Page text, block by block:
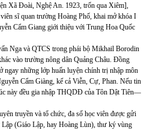
Xã Đoài, Nghệ An. 1923, trốn qua Xiêm],
sĩ quan trường Hoàng Phố, khai mở khóa I
Cẩm Giang giới thiệu với Trung Hoa Quốc
Nga và QTCS trong phái bộ Mikhail Borodin
vào trường nông dân Quảng Châu. Đồng
ngay những lớp huấn luyện chính trị nhập môn
Cẩm Giàng, kể cả Viễn, Cự, Phan. Nếu tin
này đều gia nhập THQDĐ của Tôn Dật Tiên—
truyền và tổ chức, đa số học viên được gửi
(Giáo Lập, hay Hoàng Lùn), thư ký vùng